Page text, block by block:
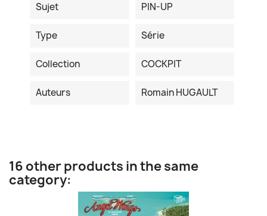
Sujet PIN-UP
Type Série
Collection COCKPIT
Auteurs Romain HUGAULT
16 other products in the same
category: